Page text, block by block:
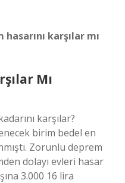
karşılar mı
Mı
karşılar?
birim bedel en
Zorunlu deprem
dolayı evleri hasar
3.000 16 lira